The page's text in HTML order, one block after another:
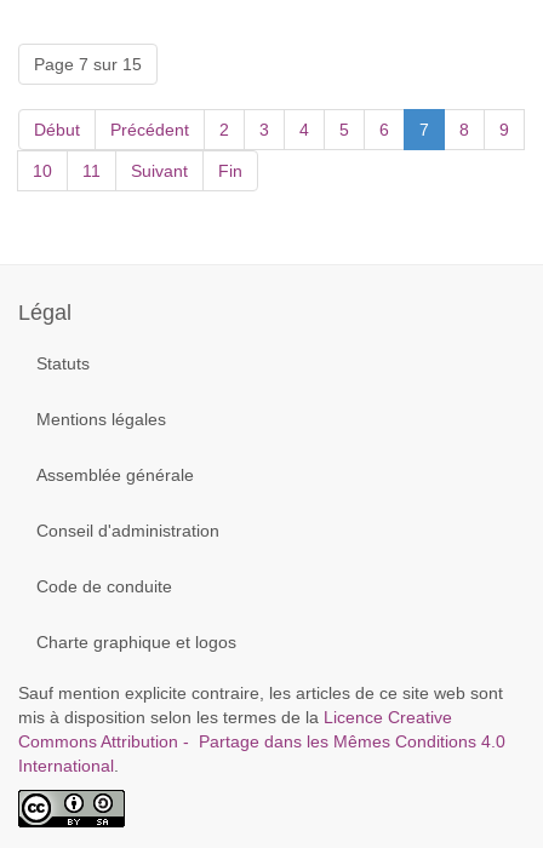
Page 7 sur 15
Début Précédent 2 3 4 5 6 7 8 9
10 11 Suivant Fin
Légal
Statuts
Mentions légales
Assemblée générale
Conseil d'administration
Code de conduite
Charte graphique et logos
Sauf mention explicite contraire, les articles de ce site web sont
mis à disposition selon les termes de la Licence Creative
Commons Attribution - Partage dans les Mêmes Conditions 4.0
International
précédenteprécédent